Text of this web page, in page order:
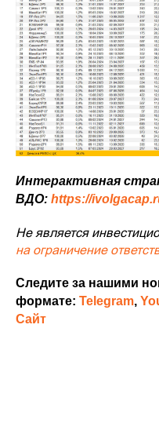
Интерактивная
ВДО: https://
Не является
на ограничение
Следите за нашими
формате: Telegram,
Сайт